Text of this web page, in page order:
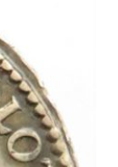
desideri